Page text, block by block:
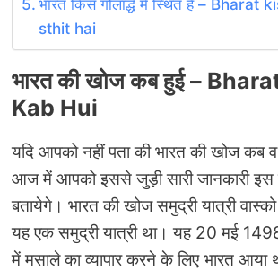
भारत किस गोलार्द्ध में स्थित है –
sthit hai
भारत की खोज कब हुई –
Kab Hui
यदि आपको नहीं पता की भारत की खोज कब
आज में आपको इससे जुड़ी सारी जानकारी इस
बतायेगे। भारत की खोज समुद्री यात्री
यह एक समुद्री यात्री था। यह 20 मई
में मसाले का व्‍यापार करने के लिए भारत